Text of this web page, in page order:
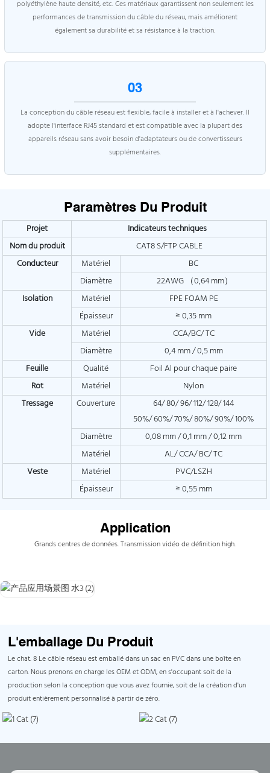
polyéthylène haute densité, etc. Ces matériaux garantissent non seulement les
performances de transmission du câble du réseau, mais améliorent
également sa durabilité et sa résistance à la traction.
03
La conception du câble réseau est flexible, facile à installer et à l'achever. Il
adopte l'interface RJ45 standard et est compatible avec la plupart des
appareils réseau sans avoir besoin d'adaptateurs ou de convertisseurs
supplémentaires.
Paramètres Du Produit
Projet
Indicateurs techniques
Nom du produit
CAT8 S/FTP CABLE
Conducteur
Matériel
BC
Diamètre
22AWG （0,64 mm）
Isolation
Matériel
FPE FOAM PE
Épaisseur
≥ 0,35 mm
Vide
Matériel
CCA/BC/ TC
Diamètre
0,4 mm / 0,5 mm
Feuille
Qualité
Foil Al pour chaque paire
Rot
Matériel
Nylon
Tressage
Couverture
64/ 80/ 96/ 112/ 128/ 144
50%/ 60%/ 70%/ 80%/ 90%/ 100%
Diamètre
0,08 mm / 0,1 mm / 0,12 mm
Matériel
AL/ CCA/ BC/ TC
Veste
Matériel
PVC/LSZH
Épaisseur
≥ 0,55 mm
Application
Grands centres de données. Transmission vidéo de définition high.
L'emballage Du Produit
Le chat. 8 Le câble réseau est emballé dans un sac en PVC dans une boîte en
carton. Nous prenons en charge les OEM et ODM, en s'occupant soit de la
production selon la conception que vous avez fournie, soit de la création d'un
produit entièrement personnalisé à partir de zéro.